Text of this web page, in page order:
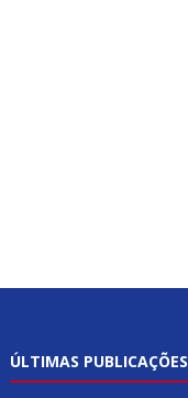
ÚLTIMAS PUBLICAÇÕES